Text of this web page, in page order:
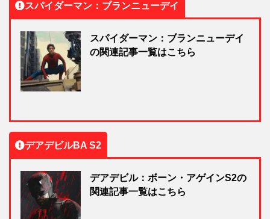
スパイダーマン：ブランニューデイ
スパイダーマン：ブランニューデイ
の関連記事一覧はこちら
デアデビルBA S2
デアデビル：ボーン・アゲインS2の
関連記事一覧はこちら